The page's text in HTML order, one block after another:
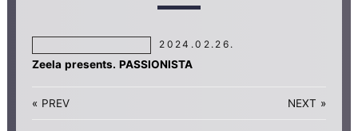
2024.02.26.
Zeela presents. PASSIONISTA
« PREV NEXT »